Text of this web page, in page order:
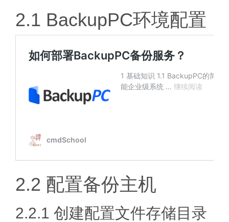
2.1 BackupPC环境配置
2.2 配置备份主机
2.2.1 创建配置文件存储目录